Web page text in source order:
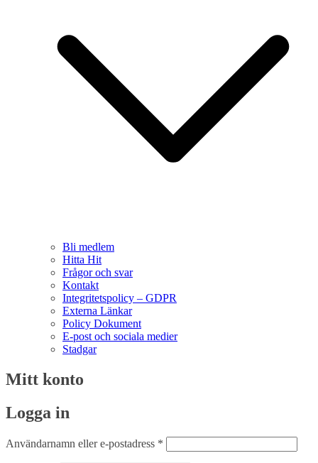
Bli medlem
Hitta Hit
Frågor och svar
Kontakt
Integritetspolicy – GDPR
Externa Länkar
Policy Dokument
E-post och sociala medier
Stadgar
Mitt konto
Logga in
Användarnamn eller e-postadress *